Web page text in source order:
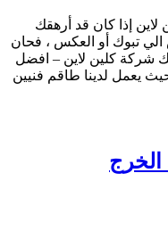
إذا كان قد أرهقك
تبوك أو العكس ، فحان
شركة كلين لاين – افضل
يعمل لدينا طاقم فنيين